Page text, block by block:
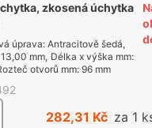
zkosená úchytka
úprava: Antracitově šedá,
13,00 mm, Délka x výška mm:
otvorů mm: 96 mm
282,31 Kč za 1